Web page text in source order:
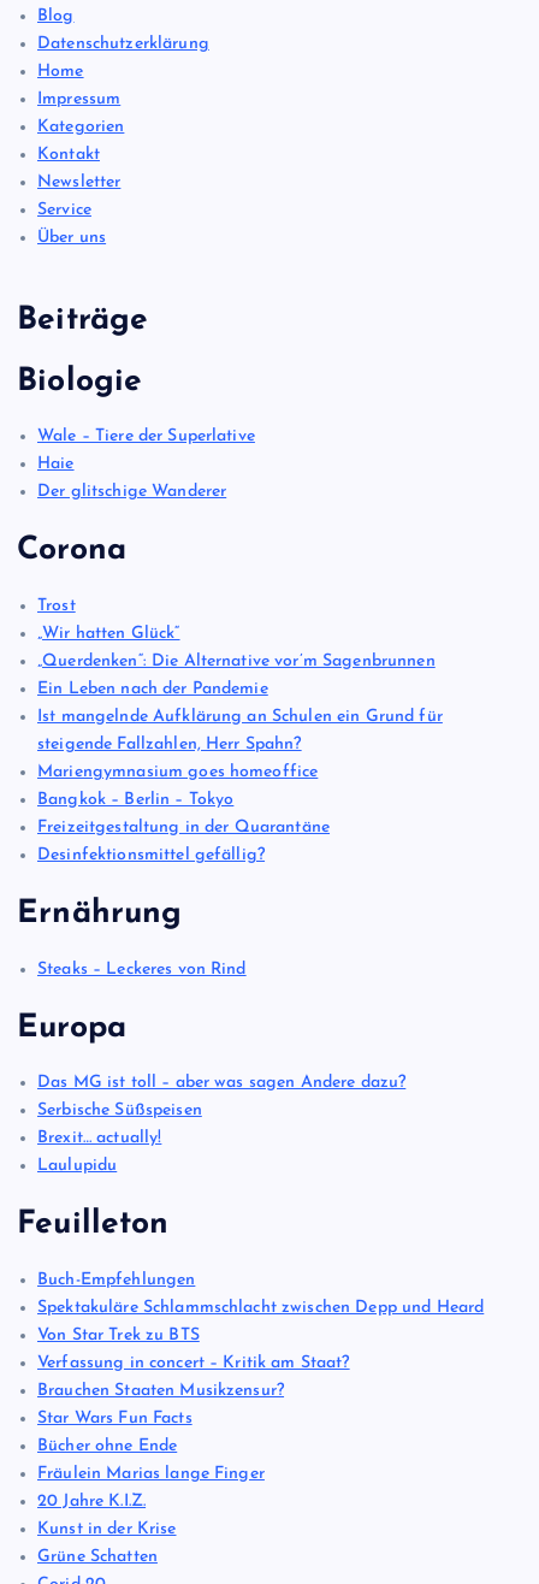
Blog
Datenschutzerklärung
Home
Impressum
Kategorien
Kontakt
Newsletter
Service
Über uns
Beiträge
Biologie
Wale – Tiere der Superlative
Haie
Der glitschige Wanderer
Corona
Trost
„Wir hatten Glück“
„Querdenken“: Die Alternative vor’m Sagenbrunnen
Ein Leben nach der Pandemie
Ist mangelnde Aufklärung an Schulen ein Grund für
steigende Fallzahlen, Herr Spahn?
Mariengymnasium goes homeoffice
Bangkok – Berlin – Tokyo
Freizeitgestaltung in der Quarantäne
Desinfektionsmittel gefällig?
Ernährung
Steaks – Leckeres von Rind
Europa
Das MG ist toll – aber was sagen Andere dazu?
Serbische Süßspeisen
Brexit… actually!
Laulupidu
Feuilleton
Buch-Empfehlungen
Spektakuläre Schlammschlacht zwischen Depp und Heard
Von Star Trek zu BTS
Verfassung in concert – Kritik am Staat?
Brauchen Staaten Musikzensur?
Star Wars Fun Facts
Bücher ohne Ende
Fräulein Marias lange Finger
20 Jahre K.I.Z.
Kunst in der Krise
Grüne Schatten